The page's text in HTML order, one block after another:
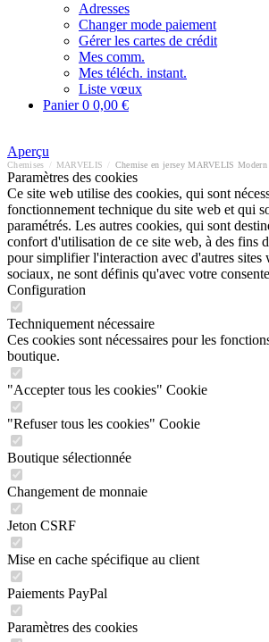
Adresses
Changer mode paiement
Gérer les cartes de crédit
Mes comm.
Mes téléch. instant.
Liste vœux
Panier0 0,00 €
Aperçu
Chemises MARVELIS Chemise en jersey MARVELIS
Paramètres des cookies
Ce site web utilise des cookies, qui sont
fonctionnement technique du site web et qui
paramétrés. Les autres cookies, qui sont
confort d'utilisation de ce site web, à des fins
pour simplifier l'interaction avec d'autres sites
sociaux, ne sont définis qu'avec votre
Configuration
Techniquement nécessaire
Ces cookies sont nécessaires pour les
boutique.
"Accepter tous les cookies" Cookie
"Refuser tous les cookies" Cookie
Boutique sélectionnée
Changement de monnaie
Jeton CSRF
Mise en cache spécifique au client
Paiements PayPal
Paramètres des cookies